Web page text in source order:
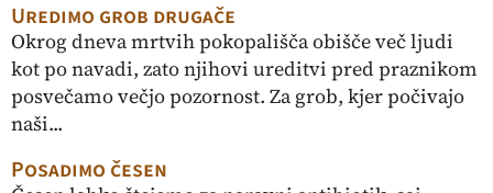
Uredimo grob drugače
Okrog dneva mrtvih pokopališča obišče več ljudi
kot po navadi, zato njihovi ureditvi pred praznikom
posvečamo večjo pozornost. Za grob, kjer počivajo
naši...
Posadimo česen